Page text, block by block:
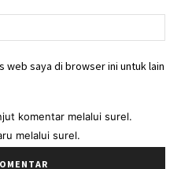
web saya di browser ini untuk lain
komentar melalui surel.
melalui surel.